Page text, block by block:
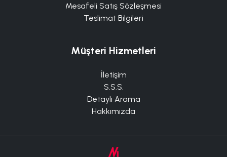
Mesafeli Satış Sözleşmesi
Teslimat Bilgileri
Müşteri Hizmetleri
İletişim
S.S.S.
Detaylı Arama
Hakkımızda